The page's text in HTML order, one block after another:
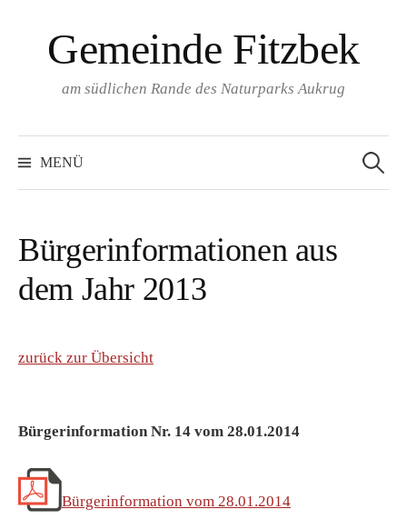
InhaltGemeinde Fitzbek
am südlichen Rande des Naturparks Aukrug
MENÜ
nach:
Bürgerinformationen aus
dem Jahr 2013
zurück zur Übersicht
Bürgerinformation Nr. 14 vom 28.01.2014
Bürgerinformation vom 28.01.2014